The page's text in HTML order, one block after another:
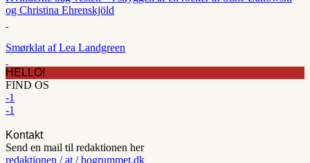
og Christina Ehrenskjöld
Smørklat af Lea Landgreen
HELLO!
FIND OS
-1
-1
Kontakt
Send en mail til redaktionen her
redaktionen / at / bogrummet.dk